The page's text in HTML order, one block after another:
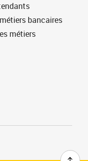
bancaires
métiers